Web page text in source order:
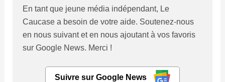
En tant que jeune média indépendant, Le
Caucase a besoin de votre aide. Soutenez-nous
en nous suivant et en nous ajoutant à vos favoris
sur Google News. Merci !
Suivre sur Google News